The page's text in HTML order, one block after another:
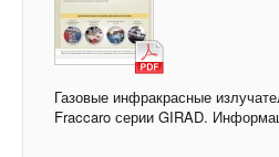
Газовые инфракрасные
Fraccaro серии GIRAD.